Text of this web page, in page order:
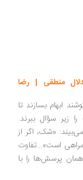
منطقی | رضا
ابهام بسازند تا
زیر سؤال ببرند.
«شک، اگر از
است»...تفاوت
پرسش‌ها را با